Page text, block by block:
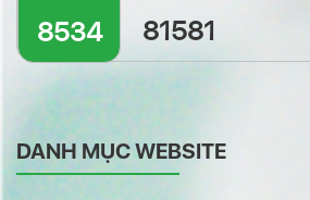
8534 81581
DANH MỤC WEBSITE